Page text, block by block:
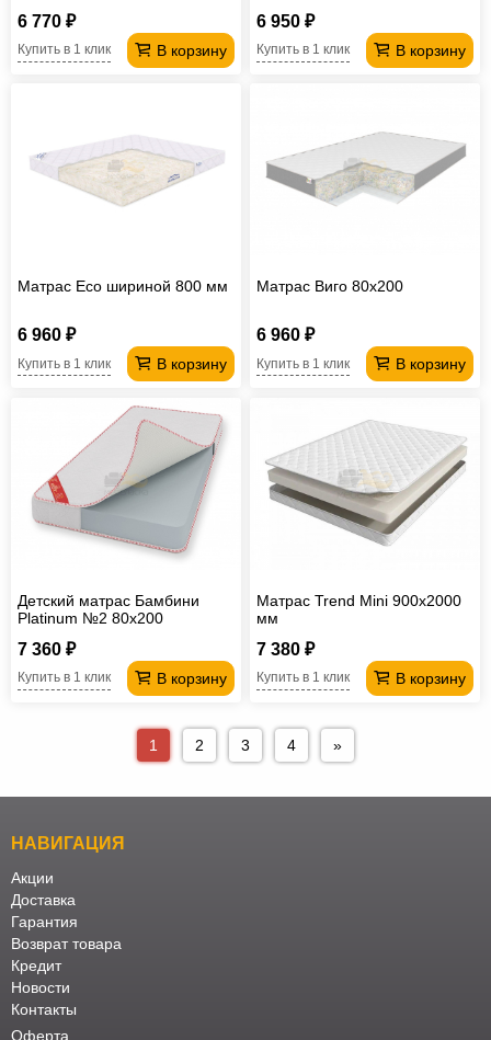
6 770 ₽
В корзину
Купить в 1 клик
6 950 ₽
В корзину
Купить в 1 клик
Матрас Eco шириной 800 мм
6 960 ₽
В корзину
Купить в 1 клик
Матрас Виго 80х200
6 960 ₽
В корзину
Купить в 1 клик
Детский матрас Бамбини
Platinum №2 80х200
7 360 ₽
В корзину
Купить в 1 клик
Матрас Trend Mini 900х2000
мм
7 380 ₽
В корзину
Купить в 1 клик
1 2 3 4 »
НАВИГАЦИЯ
Акции
Доставка
Гарантия
Возврат товара
Кредит
Новости
Контакты
Оферта